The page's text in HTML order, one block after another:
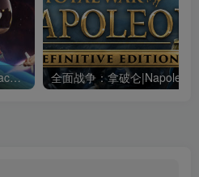
坎巴拉太空计划|Kerbal Space Program|1.12.5.3190|整合全DLC